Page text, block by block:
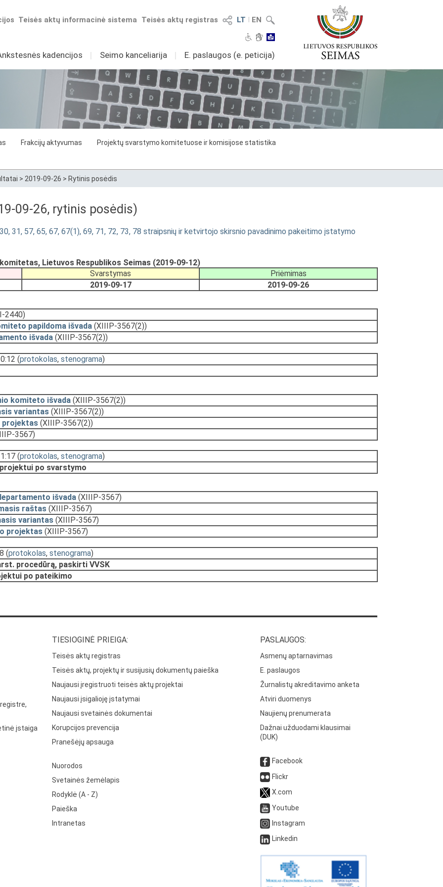
LT I EN
Teisės aktų registras
Teisės aktų informacinė sistema
kadencijos I Seimo kanceliarija I E. paslaugos (e. peticija)
Frakcijų aktyvumas
Projektų svarstymo komitetuose ir komisijose statistika
> 2019-09-26 > Rytinis posėdis
09-26, rytinis posėdis)
31, 57, 65, 67, 67(1), 69, 71, 72, 73, 78 straipsnių ir ketvirtojo skirsnio pavadinimo pakeitimo įstatymo
Lietuvos Respublikos Seimas (2019-09-12)
Svarstymas
Priėmimas
2019-09-17 2019-09-26
2440)
papildoma išvada (XIIIP-3567(2))
išvada (XIIIP-3567(2))
(protokolas, stenograma)
komiteto išvada (XIIIP-3567(2))
variantas (XIIIP-3567(2))
projektas (XIIIP-3567(2))
3567)
(protokolas, stenograma)
po svarstymo
išvada (XIIIP-3567)
raštas (XIIIP-3567)
variantas (XIIIP-3567)
projektas (XIIIP-3567)
(protokolas, stenograma)
procedūrą, paskirti VVSK
po pateikimo
įstaiga
TIESIOGINĖ PRIEIGA:
Teisės aktų registras
Teisės aktų, projektų ir susijusių dokumentų paieška
Naujausi įregistruoti teisės aktų projektai
Naujausi įsigalioję įstatymai
Naujausi svetainės dokumentai
Korupcijos prevencija
Pranešėjų apsauga
Nuorodos
Svetainės žemėlapis
Rodyklė (A - Z)
Paieška
Intranetas
PASLAUGOS:
Asmenų aptarnavimas
E. paslaugos
Žurnalistų akreditavimo anketa
Atviri duomenys
Naujienų prenumerata
Dažnai užduodami klausimai
(DUK)
Facebook
Flickr
X.com
Youtube
Instagram
Linkedin